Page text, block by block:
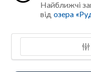
Найближчі
відозера